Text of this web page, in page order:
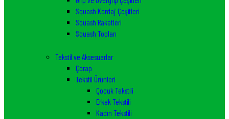
Squash Kordaj Çeşitleri
Squash Raketleri
Squash Topları
Tekstil ve Aksesuarlar
Çorap
Tekstil Ürünleri
Çocuk Tekstili
Erkek Tekstili
Kadın Tekstili